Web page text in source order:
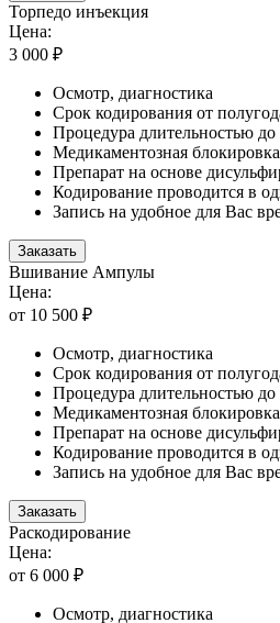
Торпедо инъекция
Цена:
3 000 ₽
Осмотр, диагностика
Срок кодирования от
Процедура длительностью до
Медикаментозная
Препарат на основе
Кодирование проводится в
Запись на удобное для Вас
Заказать
Вшивание Ампулы
Цена:
от 10 500 ₽
Осмотр, диагностика
Срок кодирования от
Процедура длительностью до
Медикаментозная
Препарат на основе
Кодирование проводится в
Запись на удобное для Вас
Заказать
Раскодирование
Цена:
от 6 000 ₽
Осмотр, диагностика